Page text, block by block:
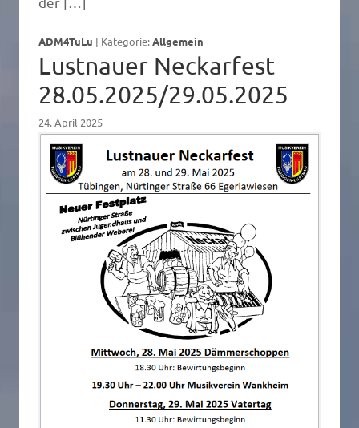
ADM4TuLu | Kategorie:Allgemein
Lustnauer Neckarfest
28.05.2025/29.05.2025
24. April 2025